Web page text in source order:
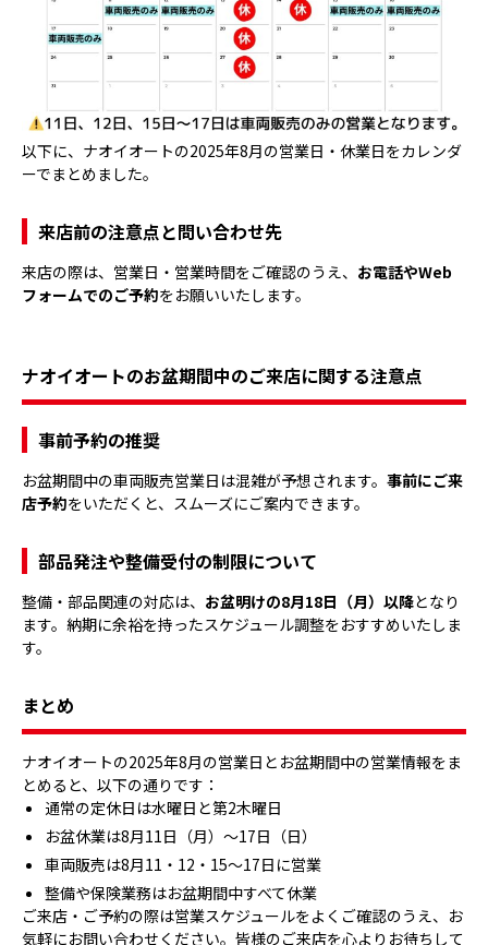
以下に、ナオイオートの2025年8月の営業日・休業日をカレンダ
ーでまとめました。
来店前の注意点と問い合わせ先
来店の際は、営業日・営業時間をご確認のうえ、 お電話やWeb
フォームでのご予約をお願いいたします。
ナオイオートのお盆期間中のご来店に関する注意点
事前予約の推奨
お盆期間中の車両販売営業日は混雑が予想されます。 事前にご来
店予約をいただくと、スムーズにご案内できます。
部品発注や整備受付の制限について
整備・部品関連の対応は、 お盆明けの8月18日（月）以降となり
ます。納期に余裕を持ったスケジュール調整をおすすめいたしま
す。
まとめ
ナオイオートの2025年8月の営業日とお盆期間中の営業情報をま
とめると、以下の通りです：
通常の定休日は水曜日と第2木曜日
お盆休業は8月11日（月）～17日（日）
車両販売は8月11・12・15～17日に営業
整備や保険業務はお盆期間中すべて休業
ご来店・ご予約の際は営業スケジュールをよくご確認のうえ、お
気軽にお問い合わせください。皆様のご来店を心よりお待ちして